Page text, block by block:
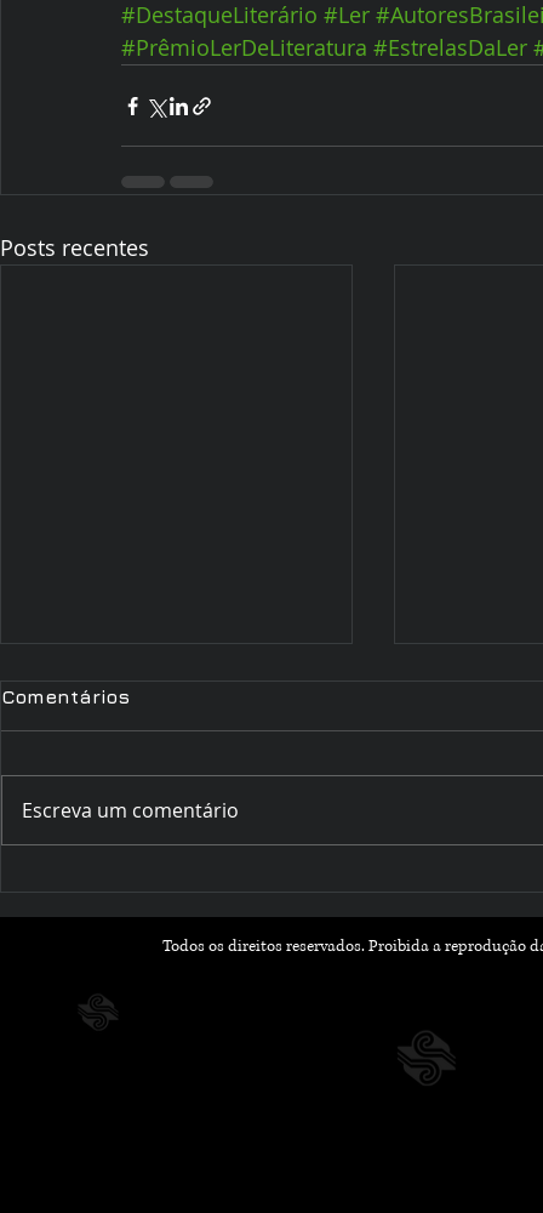
#DestaqueLiterário #Ler
#PrêmioLerDeLiteratura #EstrelasDaLer
Posts recentes
Leves e Apaixonantes
para a Nova Estação
Inspiram
Comentários
Escreva um comentário
Todos os direitos reservados. Proibida a reprodução